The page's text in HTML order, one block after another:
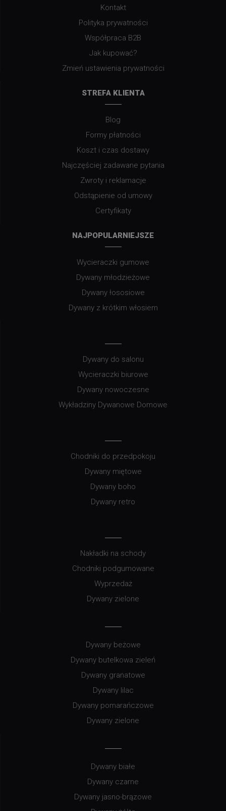
Kontakt
Polityka prywatności
Współpraca B2B
Jak kupować?
Zmień ustawienia prywatności
STREFA KLIENTA
Blog
Formy płatności
Koszt i czas dostawy
Najczęściej zadawane pytania
Zwroty i reklamacje
Odstąpienie od umowy
Certyfikaty
NAJPOPULARNIEJSZE
Wycieraczki gumowe
Dywany młodzieżowe
Dywany łososiowe
Dywany z krótkim włosiem
Dywany do salonu
Wycieraczki biurowe
Dywany nowoczesne
Wykładziny Dywanowe Domowe
Chodniki do przedpokoju
Dywany miętowe
Dywany boho
Dywany retro
Nakładki na schody
Chodniki podgumowane
Wyprzedaż
Dywany zielone
Dywany beżowe
Dywany butelkowa zieleń
Dywany granatowe
Dywany lilac
Dywany pomarańczowe
Dywany zielone
Dywany białe
Dywany czarne
Dywany jasno-brązowe